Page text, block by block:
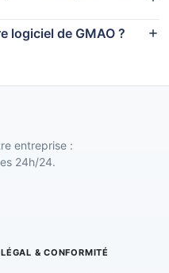
logiciel de GMAO ?
entreprise :
24h/24.
LÉGAL & CONFORMITÉ